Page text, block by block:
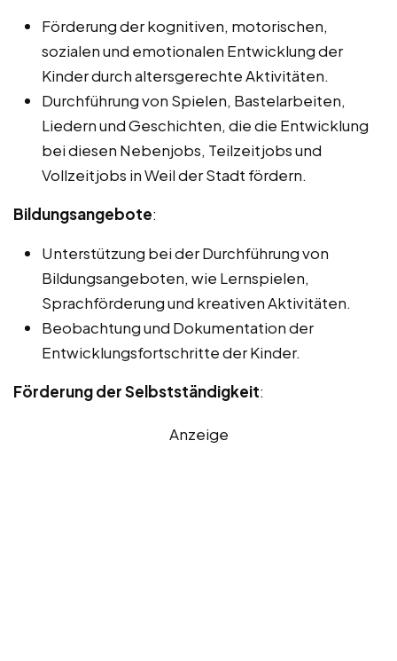
Förderung der kognitiven, motorischen,
sozialen und emotionalen Entwicklung der
Kinder durch altersgerechte Aktivitäten.
Durchführung von Spielen, Bastelarbeiten,
Liedern und Geschichten, die die Entwicklung
bei diesen Nebenjobs, Teilzeitjobs und
Vollzeitjobs in Weil der Stadt fördern.
Bildungsangebote:
Unterstützung bei der Durchführung von
Bildungsangeboten, wie Lernspielen,
Sprachförderung und kreativen Aktivitäten.
Beobachtung und Dokumentation der
Entwicklungsfortschritte der Kinder.
Förderung der Selbstständigkeit:
Anzeige